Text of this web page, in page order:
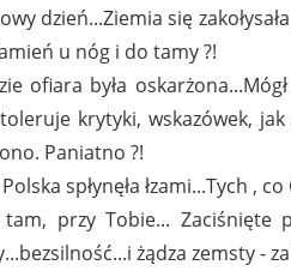
dzień...Ziemia się
u nóg i do tamy ?!
ofiara była
krytyki, wskazówek,
Paniatno ?!
spłynęła łzami...Tych
przy Tobie... Zaciśnięte
żądza zemsty -